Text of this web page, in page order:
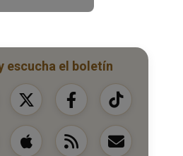
escucha el boletín